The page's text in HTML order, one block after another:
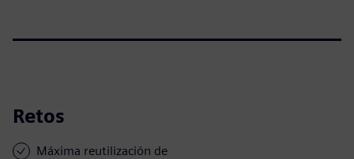
Retos
Máxima reutilización de